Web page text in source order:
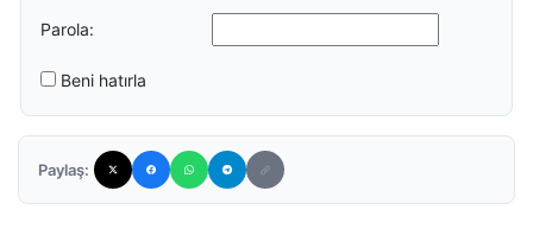
Parola:
Beni hatırla
Paylaş: